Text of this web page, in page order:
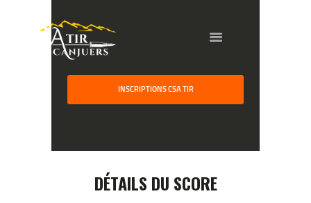
INSCRIPTIONS CSA TIR
GALLERY
COMPETITION
DÉTAILS DU SCORE